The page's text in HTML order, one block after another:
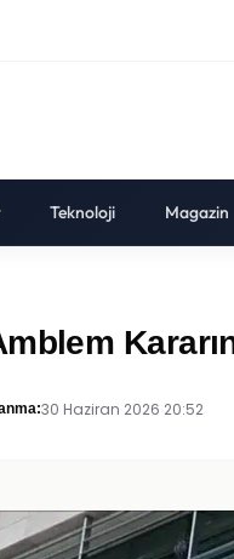
Teknoloji Magazin
30 Haziran 2026 20:52